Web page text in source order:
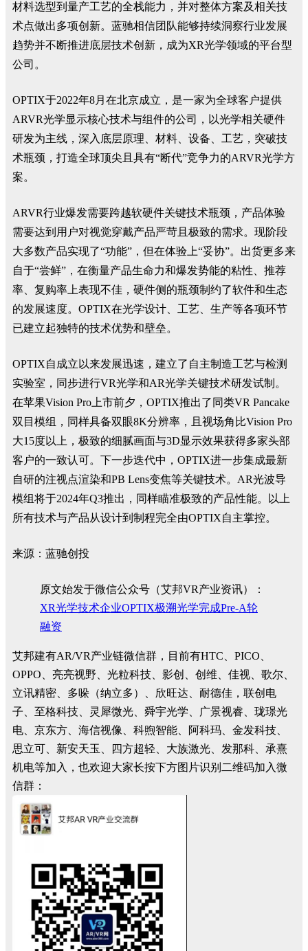
材料选型到量产工艺的全栈能力，并对整体方案及相关技
术点做出多项创新。蓝驰相信团队能够持续洞察行业发展
趋势并不断推进底层技术创新，成为XR光学领域的平台型
公司。
OPTIX于2022年8月在北京成立，是一家为全球客户提供
ARVR光学显示核心技术与组件的公司，以光学相关硬件
研发为主线，深入底层原理、材料、设备、工艺，突破技
术瓶颈，打造全球顶尖且具有“断代”竞争力的ARVR光学方
案。
ARVR行业爆发需要跨越软硬件关键技术瓶颈，产品体验
需要达到用户对视觉穿戴产品严苛且极致的需求。现阶段
大多数产品实现了“功能”，但在体验上“妥协”。出货更多来
自于“尝鲜”，在衡量产品生命力和爆发势能的粘性、推荐
率、复购率上表现不佳，硬件侧的瓶颈制约了软件和生态
的发展速度。OPTIX在光学设计、工艺、生产等各项环节
已建立起独特的技术优势和壁垒。
OPTIX自成立以来发展迅速，建立了自主制造工艺与检测
实验室，同步进行VR光学和AR光学关键技术研发试制。
在苹果Vision Pro上市前夕，OPTIX推出了同类VR Pancake
双目模组，同样具备双眼8K分辨率，且视场角比Vision Pro
大15度以上，极致的细腻画面与3D显示效果获得多家头部
客户的一致认可。下一步迭代中，OPTIX进一步集成最新
自研的注视点渲染和PB Lens变焦等关键技术。AR光波导
模组将于2024年Q3推出，同样瞄准极致的产品性能。以上
所有技术与产品从设计到制程完全由OPTIX自主掌控。
来源：蓝驰创投
原文始发于微信公众号（艾邦VR产业资讯）：
XR光学技术企业OPTIX极溯光学完成Pre-A轮
融资
艾邦建有AR/VR产业链微信群，目前有HTC、PICO、
OPPO、亮亮视野、光粒科技、影创、创维、佳视、歌尔、
立讯精密、多哚（纳立多）、欣旺达、耐德佳，联创电
子、至格科技、灵犀微光、舜宇光学、广景视睿、珑璟光
电、京东方、海信视像、科煦智能、阿科玛、金发科技、
思立可、新安天玉、四方超轻、大族激光、发那科、承熹
机电等加入，也欢迎大家长按下方图片识别二维码加入微
信群：